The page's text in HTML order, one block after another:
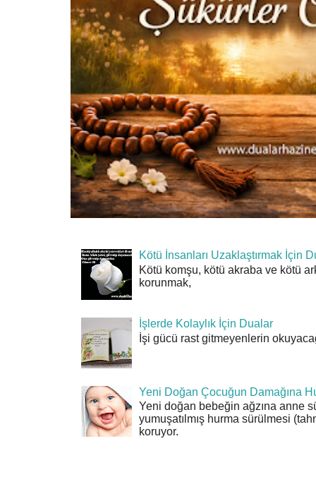
Kötü İnsanları Uzaklaştırmak İçin
Kötü komşu, kötü akraba ve kötü
korunmak,
İşlerde Kolaylık İçin Dualar
İşi gücü rast gitmeyenlerin
Yeni Doğan Çocuğun Damağına
Yeni doğan bebeğin ağzına anne
yumuşatılmış hurma sürülmesi
koruyor.